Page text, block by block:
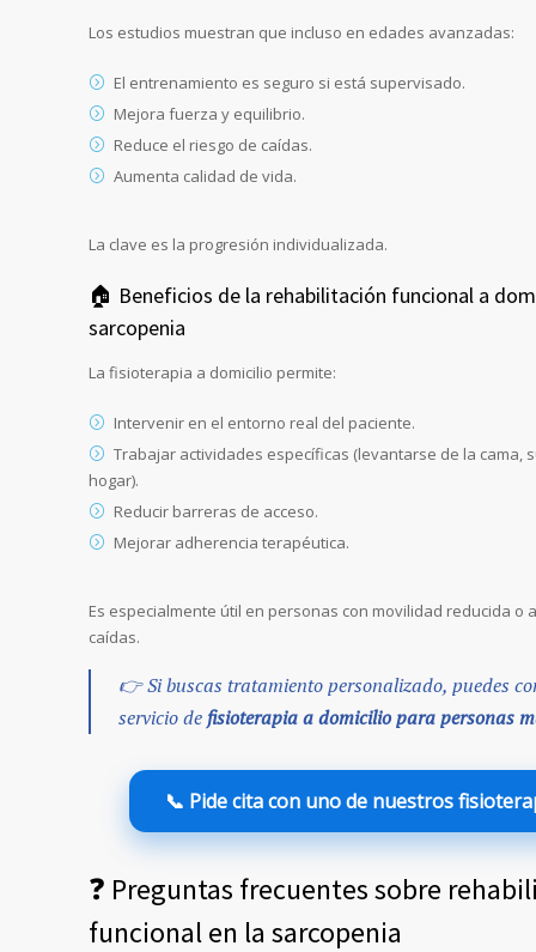
Los estudios muestran que incluso en edades avanzadas:
El entrenamiento es seguro si está supervisado.
Mejora fuerza y equilibrio.
Reduce el riesgo de caídas.
Aumenta calidad de vida.
La clave es la progresión individualizada.
🏠 Beneficios de la rehabilitación funcional a
sarcopenia
La fisioterapia a domicilio permite:
Intervenir en el entorno real del paciente.
Trabajar actividades específicas (levantarse de la cama,
hogar).
Reducir barreras de acceso.
Mejorar adherencia terapéutica.
Es especialmente útil en personas con movilidad reducida o
caídas.
👉 Si buscas tratamiento personalizado, puedes
servicio de fisioterapia a domicilio para personas
📞 Pide cita con uno de nuestros
❓ Preguntas frecuentes sobre
funcional en la sarcopenia